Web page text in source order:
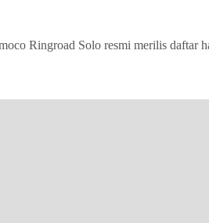
Ringroad Solo resmi merilis daftar